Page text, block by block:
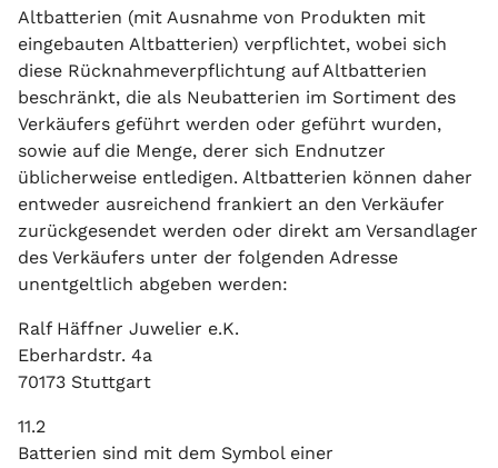
Altbatterien (mit Ausnahme von Produkten mit
eingebauten Altbatterien) verpflichtet, wobei sich
diese Rücknahmeverpflichtung auf Altbatterien
beschränkt, die als Neubatterien im Sortiment des
Verkäufers geführt werden oder geführt wurden,
sowie auf die Menge, derer sich Endnutzer
üblicherweise entledigen. Altbatterien können daher
entweder ausreichend frankiert an den Verkäufer
zurückgesendet werden oder direkt am Versandlager
des Verkäufers unter der folgenden Adresse
unentgeltlich abgeben werden:
Ralf Häffner Juwelier e.K.
Eberhardstr. 4a
70173 Stuttgart
11.2
Batterien sind mit dem Symbol einer